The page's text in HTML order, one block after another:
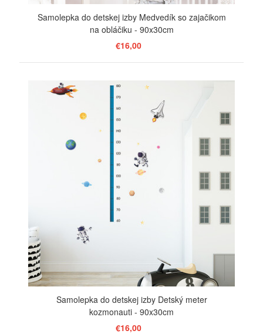
Samolepka do detskej izby Medvedík so zajačikom
na obláčiku - 90x30cm
€16,00
ZOBRAZIŤ
Samolepka do detskej izby Detský meter
kozmonauti - 90x30cm
€16,00